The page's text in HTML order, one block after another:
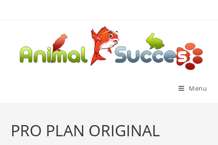
Menu
PRO PLAN ORIGINAL